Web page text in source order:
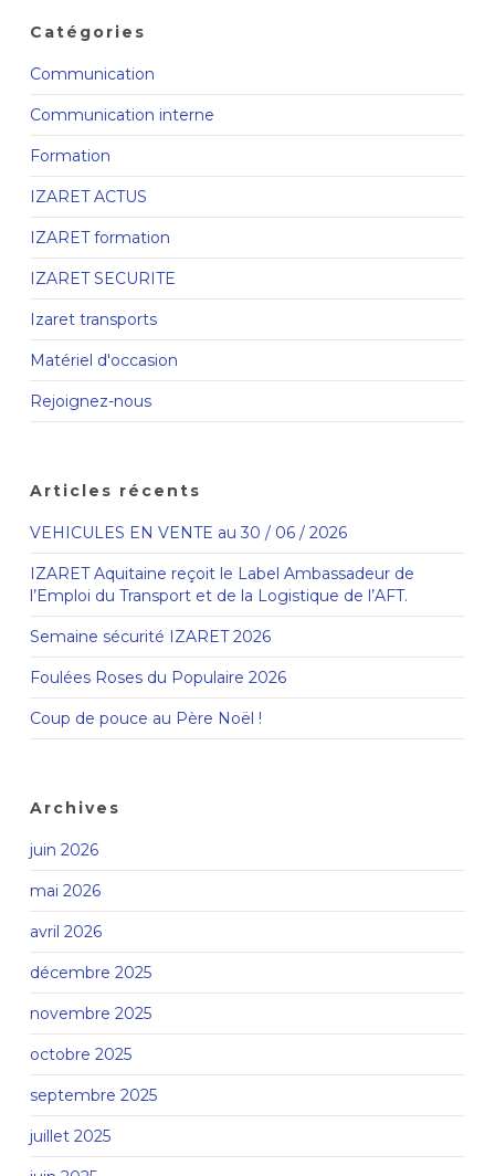
Catégories
Communication
Communication interne
Formation
IZARET ACTUS
IZARET formation
IZARET SECURITE
Izaret transports
Matériel d'occasion
Rejoignez-nous
Articles récents
VEHICULES EN VENTE au 30 / 06 / 2026
IZARET Aquitaine reçoit le Label Ambassadeur de
l’Emploi du Transport et de la Logistique de l’AFT.
Semaine sécurité IZARET 2026
Foulées Roses du Populaire 2026
Coup de pouce au Père Noël !
Archives
juin 2026
mai 2026
avril 2026
décembre 2025
novembre 2025
octobre 2025
septembre 2025
juillet 2025